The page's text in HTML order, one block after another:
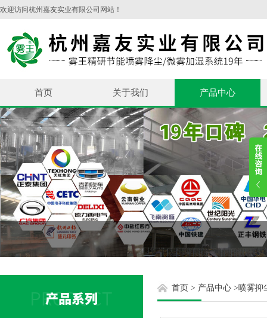
欢迎访问杭州嘉友实业有限公司网站！
首页 关于我们 产品中心
首页 > 产品中心 >喷雾抑